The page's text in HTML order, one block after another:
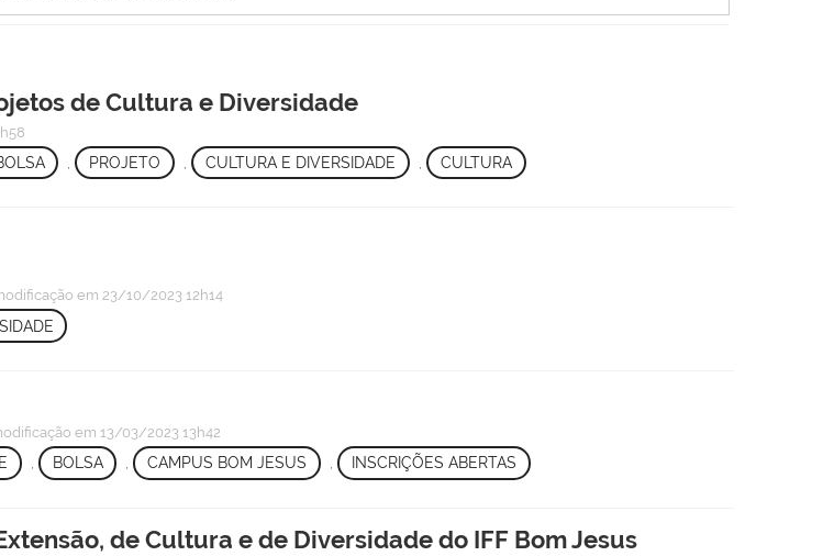
de Cultura e Diversidade
, PROJETO , CULTURA E DIVERSIDADE CULTURA
em 23/10/2023 12h14
em 13/03/2023 13h42
, BOLSA , CAMPUS BOM JESUS , INSCRIÇÕES ABERTAS
de Cultura e de Diversidade do IFF Bom Jesus